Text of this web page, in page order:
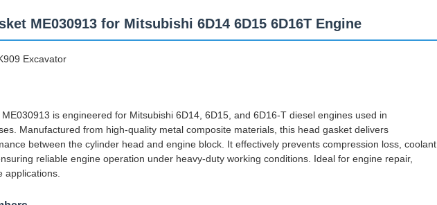
ME030913 for Mitsubishi 6D14 6D15 6D16T Engine
Excavator
is engineered for Mitsubishi 6D14, 6D15, and 6D16-T diesel engines used in
Manufactured from high-quality metal composite materials, this head gasket delivers
between the cylinder head and engine block. It effectively prevents compression loss, coolant
reliable engine operation under heavy-duty working conditions. Ideal for engine repair,
applications.